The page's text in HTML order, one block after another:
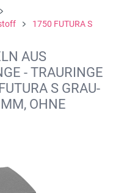
1750 FUTURA S
AUS
- TRAURINGE
S GRAU-
OHNE